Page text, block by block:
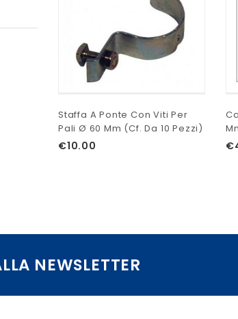
Staffa A Ponte Con Viti Per
Pali Ø 60 Mm (cf. Da 10 Pezzi)
€10.00 €
NEWSLETTER